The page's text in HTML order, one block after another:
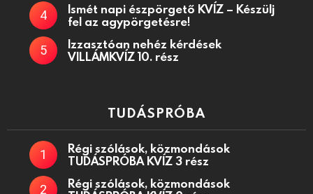
Ismét napi észpörgető KVÍZ – Készülj
fel az agypörgetésre!
Izzasztóan nehéz kérdések
VILLÁMKVÍZ 10. rész
TUDÁSPRÓBA
Régi szólások, közmondások
TUDÁSPRÓBA KVÍZ 3 rész
Régi szólások, közmondások